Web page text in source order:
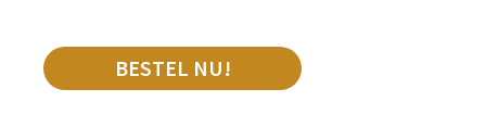
BESTEL NU!